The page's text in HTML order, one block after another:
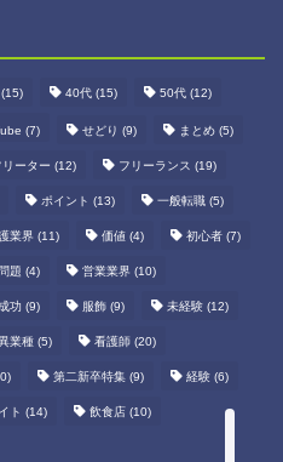
(15) 40代 (15) 50代 (12)
(7) せどり (9) まとめ (5)
リーター (12) フリーランス (19)
ポイント (13) 一般転職 (5)
業界 (11) 価値 (4) 初心者 (7)
問題 (4) 営業業界 (10)
成功 (9) 服飾 (9) 未経験 (12)
業種 (5) 看護師 (20)
第二新卒特集 (9) 経験 (6)
ト (14) 飲食店 (10)
ホーム
プロフィール
副業